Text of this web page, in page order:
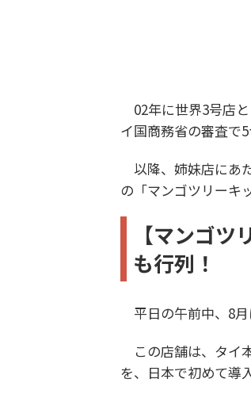
02年に世界3号店
イ国商務省の審査で
以降、姉妹店にあ
の「マンゴツリーキ
【マンゴ
も行列！
平日の午前中、8月
この店舗は、タイ
を、日本で初めて導